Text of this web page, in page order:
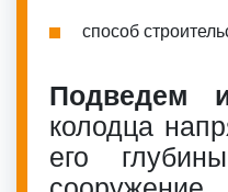
способ
Подведем
колодца
его